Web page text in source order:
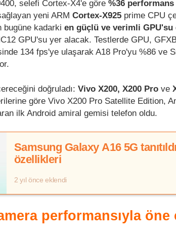
selefi Cortex-X4'e göre %36 performans
yeni ARM Cortex-X925 prime CPU
bugüne kadarki en güçlü ve verimli GPU'su
GPU'su yer alacak. Testlerde GPU,
134 fps'ye ulaşarak A18 Pro'yu %86 ve
doğruladı: Vivo X200, X200 Pro ve
göre Vivo X200 Pro Satellite Edition,
ilk Android amiral gemisi telefon oldu.
Samsung Galaxy A16 5G
özellikleri
2 yıl önce eklendi
performansıyla öne